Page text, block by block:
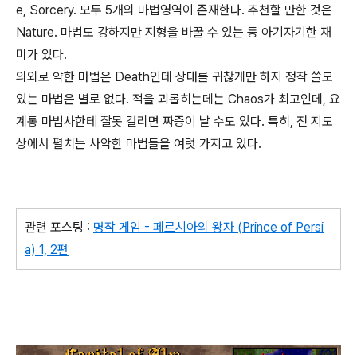
e, Sorcery. 모두 5개의 마법영역이 존재한다. 추천할 만한 것은
Nature. 마법도 강하지만 지형을 바꿀 수 있는 등 아기자기한 재
미가 있다.
의외로 약한 마법은 Death인데 상대를 귀찮게만 하지 정작 쓸모
있는 마법은 별로 없다. 적을 괴롭히는데는 Chaos가 최고인데, 요
계통 마법사한테 잘못 걸리면 짜증이 날 수도 있다. 특히, 전 지도
상에서 펼치는 사악한 마법들을 여럿 가지고 있다.
관련 포스팅 : 명작 게임 - 페르시아의 왕자 (Prince of Persi
a) 1, 2편